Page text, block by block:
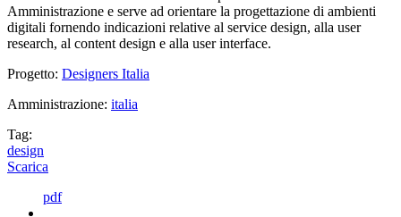
Amministrazione e serve ad orientare la progettazione di ambienti
digitali fornendo indicazioni relative al service design, alla user
research, al content design e alla user interface.
Progetto: Designers Italia
Amministrazione: italia
Tag:
design
Scarica
pdf